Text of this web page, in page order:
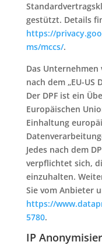
gestützt. Details
https://
ms/mccs/.
Das
nach dem „EU-US
Der DPF ist ein
Europäischen
Einhaltung
Jedes nach dem
verpflichtet sich,
einzuhalten.
Sie vom Anbieter
https://
5780.
IP